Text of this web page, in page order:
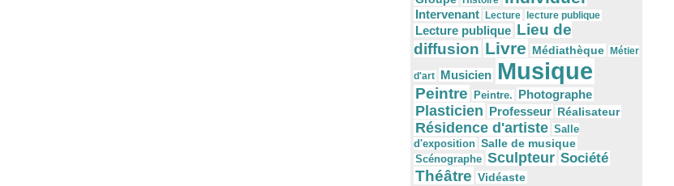
Intervenant Lecture lecture publique
Lecture publique Lieu de
diffusion Livre Médiathèque Métier
d'art Musicien Musique
Peintre Peintre. Photographe
Plasticien Professeur Réalisateur
Résidence d'artiste Salle
d'exposition Salle de musique
Scénographe Sculpteur Société
Théâtre Vidéaste